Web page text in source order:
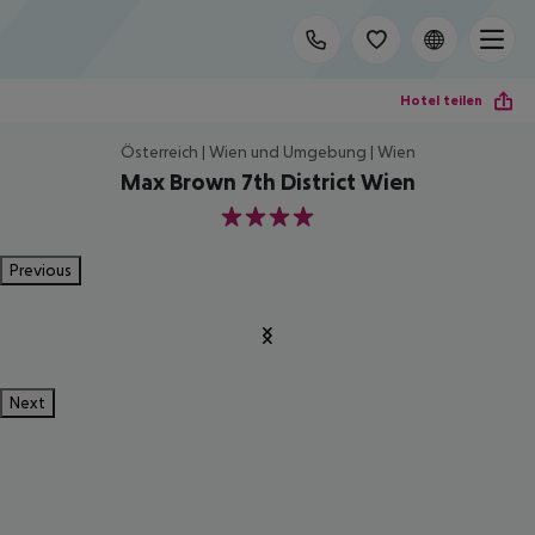
Hotel teilen
Österreich | Wien und Umgebung | Wien
Max Brown 7th District Wien
4
Previous
Next